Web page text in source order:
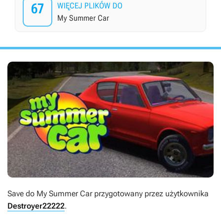
67
WIĘCEJ PLIKÓW DO
My Summer Car
Save do My Summer Carprzygotowany przez użytkownika
Destroyer22222.